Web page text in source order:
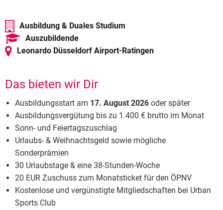
Ausbildung & Duales Studium
Auszubildende
Leonardo Düsseldorf Airport-Ratingen
Das bieten wir Dir
Ausbildungsstart am 17. August 2026 oder später
Ausbildungsvergütung bis zu 1.400 € brutto im Monat
Sonn- und Feiertagszuschlag
Urlaubs- & Weihnachtsgeld sowie mögliche
Sonderprämien
30 Urlaubstage & eine 38-Stunden-Woche
20 EUR Zuschuss zum Monatsticket für den ÖPNV
Kostenlose und vergünstigte Mitgliedschaften bei Urban
Sports Club